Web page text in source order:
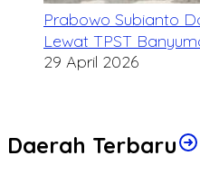
Prabowo Subianto
Lewat TPST
29 April 2026
Daerah Terbaru